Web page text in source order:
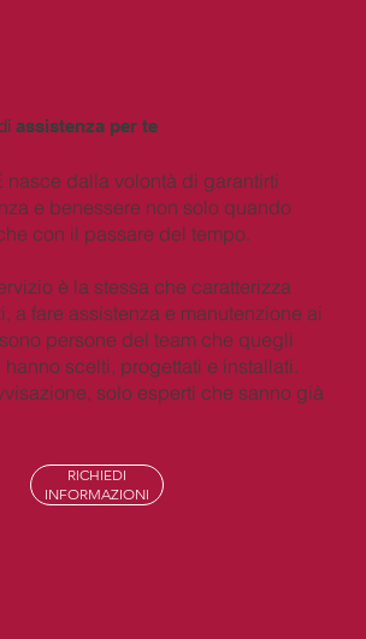
assistenza per te
nasce dalla volontà di garantirti
e benessere non solo quando
con il passare del tempo.
è la stessa che caratterizza
a fare assistenza e manutenzione ai
persone del team che quegli
scelti, progettati e installati.
solo esperti che sanno già
RICHIEDI
INFORMAZIONI